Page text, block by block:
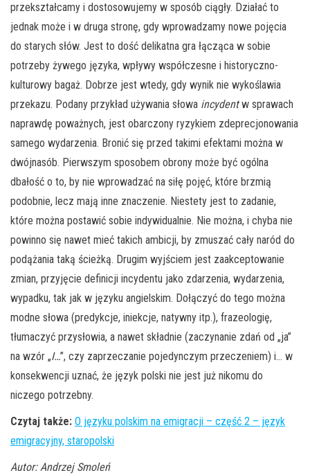
przekształcamy i dostosowujemy w sposób ciągły. Działać to
jednak może i w druga stronę, gdy wprowadzamy nowe pojęcia
do starych słów. Jest to dość delikatna gra łącząca w sobie
potrzeby żywego języka, wpływy współczesne i historyczno-
kulturowy bagaż. Dobrze jest wtedy, gdy wynik nie wykoślawia
przekazu. Podany przykład używania słowa incydentw sprawach
naprawdę poważnych, jest obarczony ryzykiem zdeprecjonowania
samego wydarzenia. Bronić się przed takimi efektami można w
dwójnasób. Pierwszym sposobem obrony może być ogólna
dbałość o to, by nie wprowadzać na siłę pojęć, które brzmią
podobnie, lecz mają inne znaczenie. Niestety jest to zadanie,
które można postawić sobie indywidualnie. Nie można, i chyba nie
powinno się nawet mieć takich ambicji, by zmuszać cały naród do
podążania taką ścieżką. Drugim wyjściem jest zaakceptowanie
zmian, przyjęcie definicji incydentu jako zdarzenia, wydarzenia,
wypadku, tak jak w języku angielskim. Dołączyć do tego można
modne słowa (predykcje, iniekcje, natywny itp.), frazeologię,
tłumaczyć przysłowia, a nawet składnie (zaczynanie zdań od „ja”
na wzór „I…”, czy zaprzeczanie pojedynczym przeczeniem) i… w
konsekwencji uznać, że język polski nie jest już nikomu do
niczego potrzebny.
Czytaj także: O języku polskim na emigracji – część 2 – język
emigracyjny, staropolski
Autor: Andrzej Smoleń